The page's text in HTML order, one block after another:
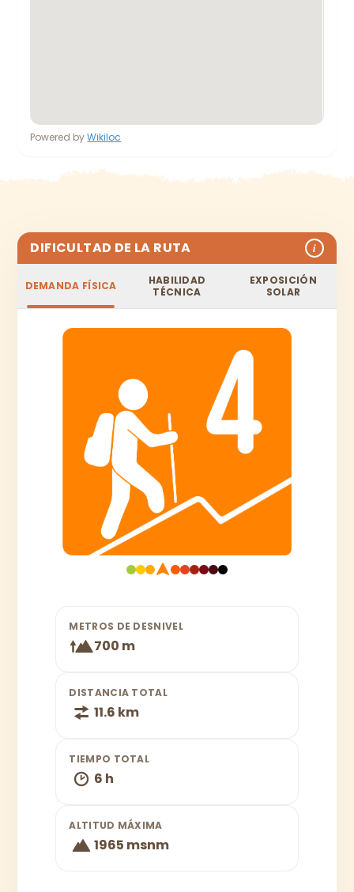
Powered by Wikiloc
DIFICULTAD DE LA RUTA i
DEMANDA FÍSICA
HABILIDAD
TÉCNICA
EXPOSICIÓN
SOLAR
METROS DE DESNIVEL
700 m
DISTANCIA TOTAL
11.6 km
TIEMPO TOTAL
6 h
ALTITUD MÁXIMA
1965 msnm